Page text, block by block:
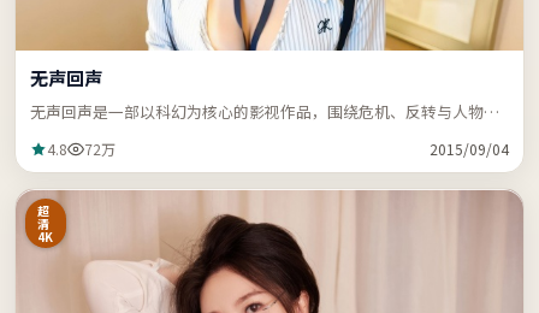
无声回声
无声回声是一部以科幻为核心的影视作品，围绕危机、反转与人物成
4.8 72万 2015/09/04
超
清
4K